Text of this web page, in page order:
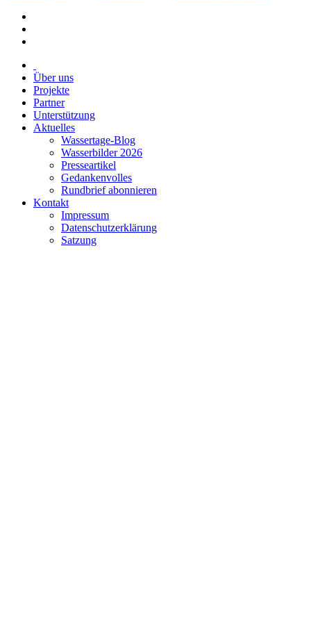
Über uns
Projekte
Partner
Unterstützung
Aktuelles
Wassertage-Blog
Wasserbilder 2026
Presseartikel
Gedankenvolles
Rundbrief abonnieren
Kontakt
Impressum
Datenschutzerklärung
Satzung